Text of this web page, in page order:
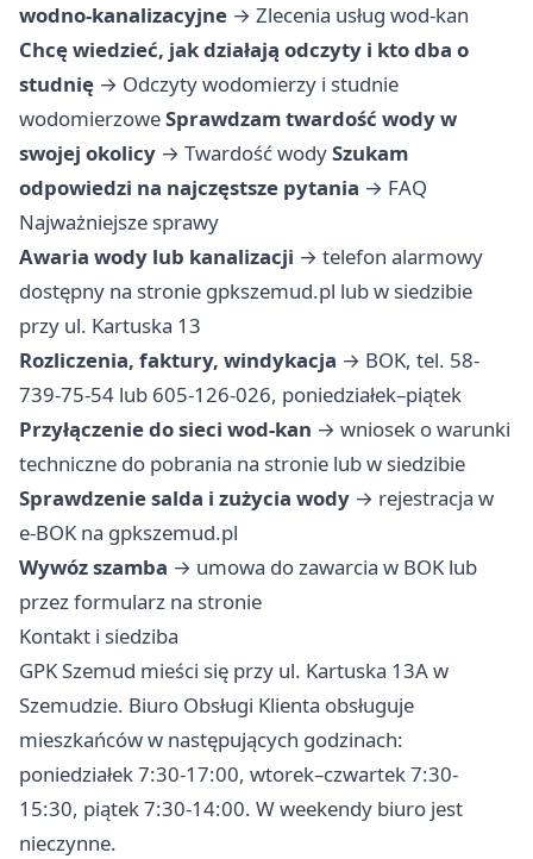
wodno-kanalizacyjne → Zlecenia usług wod-kan
Chcę wiedzieć, jak działają odczyty i kto dba o
studnię → Odczyty wodomierzy i studnie
wodomierzoweSprawdzam twardość wody w
swojej okolicy → Twardość wodySzukam
odpowiedzi na najczęstsze pytania → FAQ
Najważniejsze sprawy
Awaria wody lub kanalizacji → telefon alarmowy
dostępny na stronie gpkszemud.pl lub w siedzibie
przy ul. Kartuska 13
Rozliczenia, faktury, windykacja → BOK, tel. 58-
739-75-54 lub 605-126-026, poniedziałek–piątek
Przyłączenie do sieci wod-kan → wniosek o warunki
techniczne do pobrania na stronie lub w siedzibie
Sprawdzenie salda i zużycia wody → rejestracja w
e-BOK na gpkszemud.pl
Wywóz szamba → umowa do zawarcia w BOK lub
przez formularz na stronie
Kontakt i siedziba
GPK Szemud mieści się przy ul. Kartuska 13A w
Szemudzie. Biuro Obsługi Klienta obsługuje
mieszkańców w następujących godzinach:
poniedziałek 7:30-17:00, wtorek–czwartek 7:30-
15:30, piątek 7:30-14:00. W weekendy biuro jest
nieczynne.